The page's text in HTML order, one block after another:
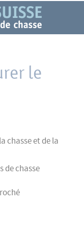
le
chasse et de la
de chasse